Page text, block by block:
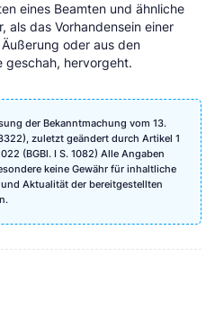
eines Beamten und ähnliche
als das Vorhandensein einer
oder aus den
geschah, hervorgeht.
der Bekanntmachung vom 13.
zuletzt geändert durch Artikel 1
(BGBl. I S. 1082) Alle Angaben
keine Gewähr für inhaltliche
Aktualität der bereitgestellten